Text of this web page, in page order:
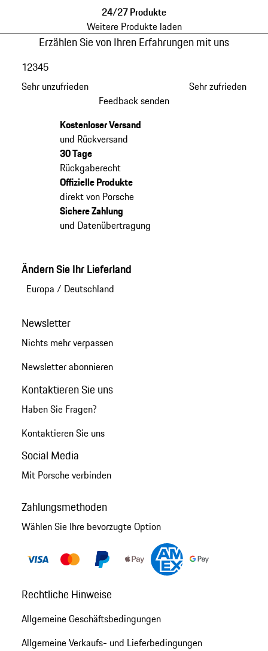
24/27 Produkte
Weitere Produkte laden
Erzählen Sie von Ihren Erfahrungen mit uns
Sehr unzufrieden
12345
Sehr zufrieden
Feedback senden
Kostenloser Versand
und Rückversand
30 Tage
Rückgaberecht
Offizielle Produkte
direkt von Porsche
Sichere Zahlung
und Datenübertragung
Ändern Sie Ihr Lieferland
Europa / Deutschland
Newsletter
Nichts mehr verpassen
Newsletter abonnieren
Kontaktieren Sie uns
Haben Sie Fragen?
Kontaktieren Sie uns
Social Media
Mit Porsche verbinden
Zahlungsmethoden
Wählen Sie Ihre bevorzugte Option
Rechtliche Hinweise
Allgemeine Geschäftsbedingungen
Allgemeine Verkaufs- und Lieferbedingungen